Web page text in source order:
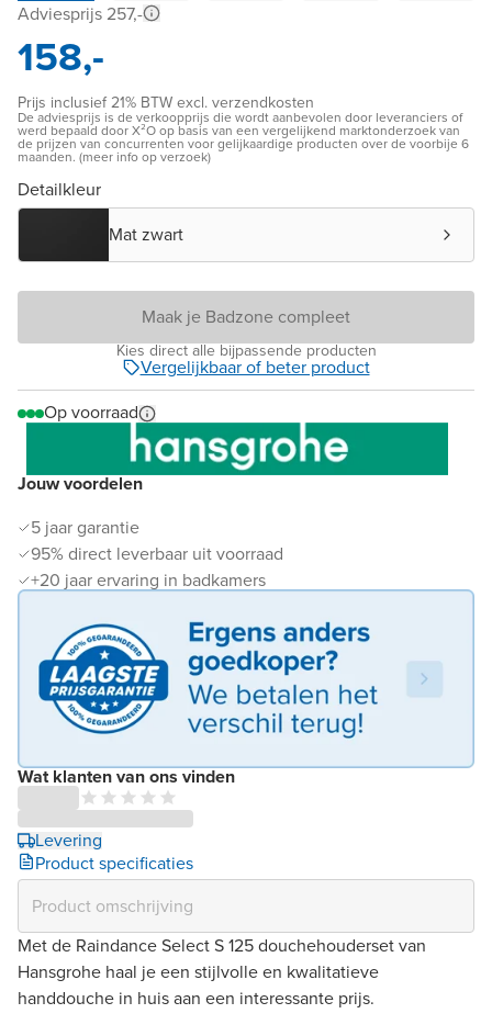
Jouw voordelen
5 jaar garantie
95% direct leverbaar uit voorraad
+20 jaar ervaring in badkamers
Wat klanten van ons vinden
Levering
Product specificaties
Adviesprijs 257,-
158,-
Prijs inclusief 21% BTW excl. verzendkosten
De adviesprijs is de verkoopprijs die wordt aanbevolen door leveranciers of
werd bepaald door X²O op basis van een vergelijkend marktonderzoek van
de prijzen van concurrenten voor gelijkaardige producten over de voorbije 6
maanden. (meer info op verzoek)
Detailkleur
Mat zwart
Maak je Badzone compleet
Kies direct alle bijpassende producten
Vergelijkbaar of beter product
Op voorraad
Met de Raindance Select S 125 douchehouderset van
Hansgrohe haal je een stijlvolle en kwalitatieve
handdouche in huis aan een interessante prijs.